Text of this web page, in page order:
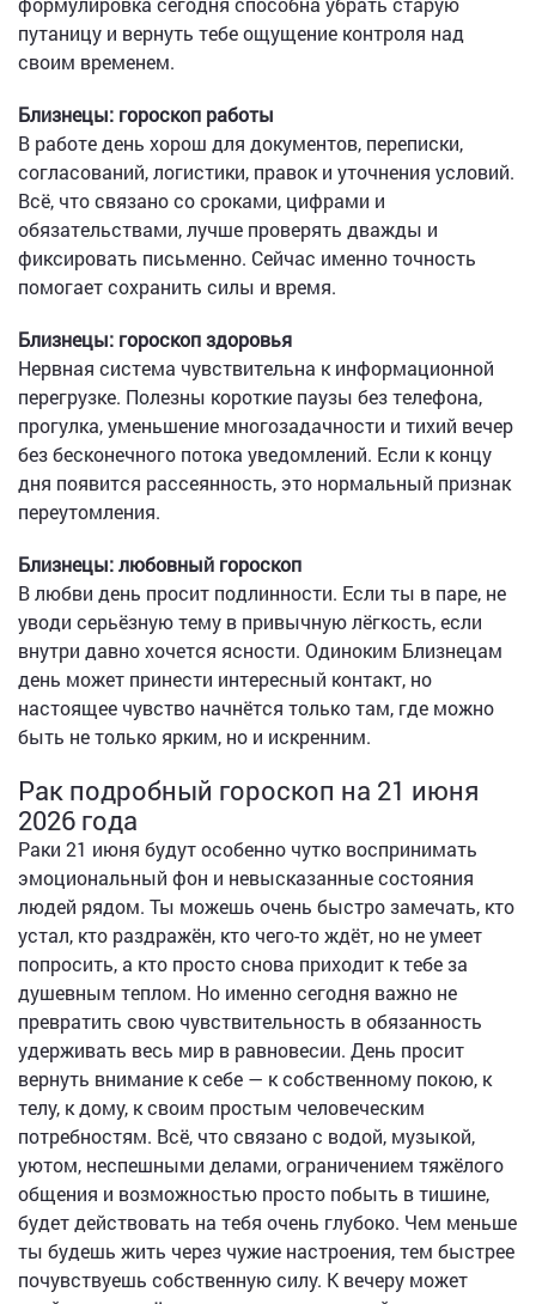
путаницу и вернуть тебе ощущение контроля над
своим временем.
Близнецы: гороскоп работы
В работе день хорош для документов, переписки,
согласований, логистики, правок и уточнения условий.
Всё, что связано со сроками, цифрами и
обязательствами, лучше проверять дважды и
фиксировать письменно. Сейчас именно точность
помогает сохранить силы и время.
Близнецы: гороскоп здоровья
Нервная система чувствительна к информационной
перегрузке. Полезны короткие паузы без телефона,
прогулка, уменьшение многозадачности и тихий вечер
без бесконечного потока уведомлений. Если к концу
дня появится рассеянность, это нормальный признак
переутомления.
Близнецы: любовный гороскоп
В любви день просит подлинности. Если ты в паре, не
уводи серьёзную тему в привычную лёгкость, если
внутри давно хочется ясности. Одиноким Близнецам
день может принести интересный контакт, но
настоящее чувство начнётся только там, где можно
быть не только ярким, но и искренним.
Рак подробный гороскоп на 21 июня
2026 года
Раки 21 июня будут особенно чутко воспринимать
эмоциональный фон и невысказанные состояния
людей рядом. Ты можешь очень быстро замечать, кто
устал, кто раздражён, кто чего-то ждёт, но не умеет
попросить, а кто просто снова приходит к тебе за
душевным теплом. Но именно сегодня важно не
превратить свою чувствительность в обязанность
удерживать весь мир в равновесии. День просит
вернуть внимание к себе — к собственному покою, к
телу, к дому, к своим простым человеческим
потребностям. Всё, что связано с водой, музыкой,
уютом, неспешными делами, ограничением тяжёлого
общения и возможностью просто побыть в тишине,
будет действовать на тебя очень глубоко. Чем меньше
ты будешь жить через чужие настроения, тем быстрее
почувствуешь собственную силу. К вечеру может